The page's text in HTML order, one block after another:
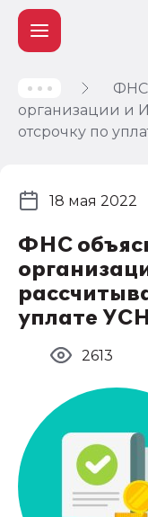
ФНС
организации и
отсрочку по
ФНС
уплате УСН
18 мая 2022
2613
Учет и